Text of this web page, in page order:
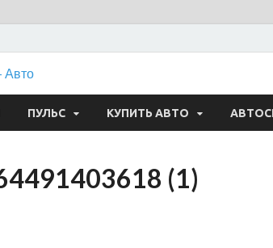
ForPost —
ПУЛЬС КУПИТЬ АВТО
(1)